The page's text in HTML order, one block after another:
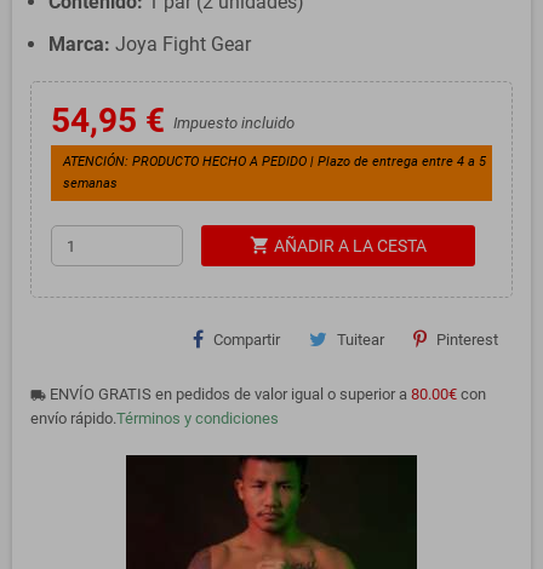
Marca: Joya Fight Gear
54,95 € Impuesto incluido
ATENCIÓN: PRODUCTO HECHO A PEDIDO | Plazo de entrega entre 4 a 5
semanas
shopping_cart AÑADIR A LA CESTA
Compartir Tuitear Pinterest
local_shipping ENVÍO GRATIS en pedidos de valor igual o superior a 80.00€ con
envío rápido.Términos y condiciones